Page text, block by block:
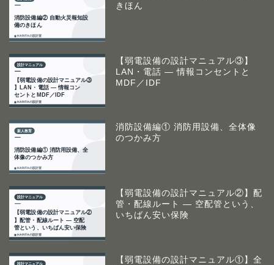
きほん
【弱電設備の設計マニュアル③】
LAN・電話 ― 情報コンセントと
MDF／IDF
消防設備編① 消防用設備、全体像
のつかみ方
【弱電設備の設計マニュアル②】配
管・配線ルート ― 空配管という、
いちばん安い保険
【弱電設備の設計マニュアル①】全